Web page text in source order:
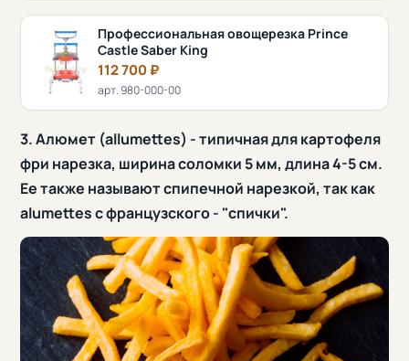
Профессиональная овощерезка Prince
Castle Saber King
112 700 ₽
арт. 980-000-00
3. Алюмет (allumettes) - типичная для картофеля
фри нарезка, ширина соломки 5 мм, длина 4-5 см.
Ее также называют спипечной нарезкой, так как
alumettes с французского - "спички".